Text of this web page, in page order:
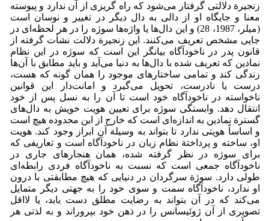
زنجیرة دلالتی گرفتار می‌شود که راه گریزی از آن ندارد و پیوسته
معنا و جایگاه او از دالی به دال دیگر در تغییر و نوسان است
(میلر، 1987، 28) و این دال‌ها یا واژه‌ها سوژه را در هر لحظه‌ای در
جایی مشخص تعریف می‌کنند. این زنجیرة دلالت نشأت گرفته از
قانون پدر در ناخودآگاه بیانگر این است که سوژه در این نظام
نمادین که تعریف شده با دال‌ها به دنیا می‌آید و باید مطابق با آن‌ها
زندگی کند و تمامی ساختارهای موجود را همان گونه که هست،
درست یا نادرست، تحویل می‌گیرد و امانت‌دار این قوانین
ناخواسته در ناخودآگاه خود است تا آن را به نسل پس از خود
انتقال دهد. وابستگی سوژه برای تعیین هویت خویش به دال‌های
گسترة نمادین به اندازه‌ای است که خارج از این محدوده هیچ است
و اساساً هویتی ندارد تا بتواند به وسیلة آن ابراز وجود کند. هویت
او، ساخته و پرداختة نظام زبان در ناخودآگاه است و تعاریفی که
برای سوژه در نظر گرفته شده، همان هنجارهای جاری در
ناخودآگاه جمعی است که نسبت به ناخودآگاه فردی رابطه‌ای
طولی دارد. سوژة سرگردان در دنیایی که هیچ مطابقتی با درون
او ندارد، ناخودآگاه سمت و سوی خود را به جهتی دیگر متمایل
می‌کند که در آن بتواند به رضایت مطلق دست یابد، یا لااقل
تصویری از آن ژوئیسانس را در ذهن خود بپروراند و به لذتی هر